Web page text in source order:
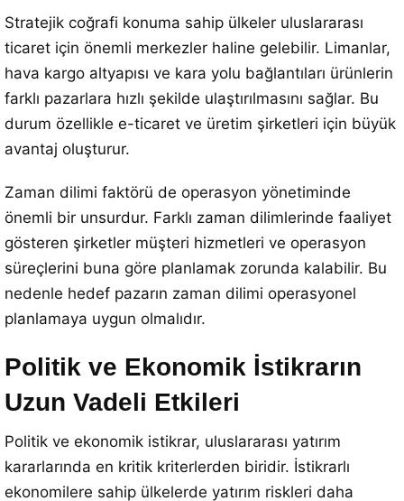
Stratejik coğrafi konuma sahip ülkeler uluslararası
ticaret için önemli merkezler haline gelebilir. Limanlar,
hava kargo altyapısı ve kara yolu bağlantıları ürünlerin
farklı pazarlara hızlı şekilde ulaştırılmasını sağlar. Bu
durum özellikle e-ticaret ve üretim şirketleri için büyük
avantaj oluşturur.
Zaman dilimi faktörü de operasyon yönetiminde
önemli bir unsurdur. Farklı zaman dilimlerinde faaliyet
gösteren şirketler müşteri hizmetleri ve operasyon
süreçlerini buna göre planlamak zorunda kalabilir. Bu
nedenle hedef pazarın zaman dilimi operasyonel
planlamaya uygun olmalıdır.
Politik ve Ekonomik İstikrarın
Uzun Vadeli Etkileri
Politik ve ekonomik istikrar, uluslararası yatırım
kararlarında en kritik kriterlerden biridir. İstikrarlı
ekonomilere sahip ülkelerde yatırım riskleri daha